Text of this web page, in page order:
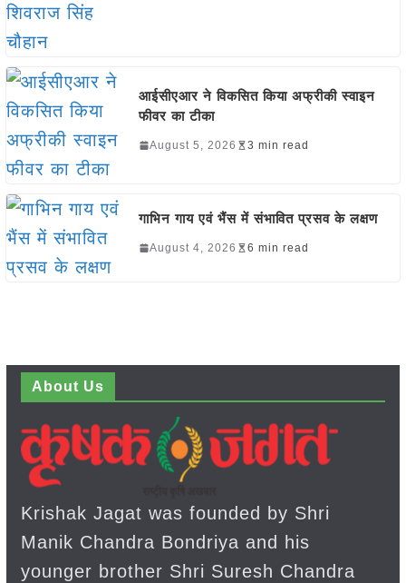
आईसीएआर ने विकसित किया अफ्रीकी स्वाइन
फीवर का टीका
August 5, 2026 3 min read
गाभिन गाय एवं भैंस में संभावित प्रसव के लक्षण
August 4, 2026 6 min read
About Us
Krishak Jagat was founded by Shri
Manik Chandra Bondriya and his
younger brother Shri Suresh Chandra